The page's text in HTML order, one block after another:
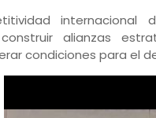
alianzas
condiciones para el